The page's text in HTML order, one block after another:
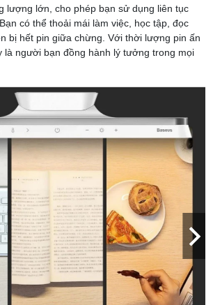
lượng lớn, cho phép bạn sử dụng liên tục
có thể thoải mái làm việc, học tập, đọc
bị hết pin giữa chừng. Với thời lượng pin ấn
là người bạn đồng hành lý tưởng trong mọi